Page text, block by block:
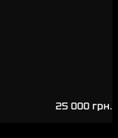
25 000 грн.